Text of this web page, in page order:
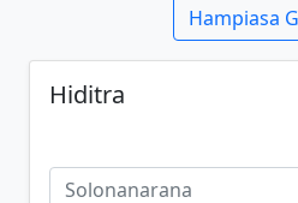
Hampiasa
Hiditra